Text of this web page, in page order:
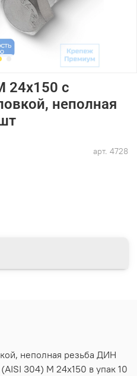
арт. 4728
24х150 с
неполная
неполная резьба ДИН
304) M 24х150 в упак 10